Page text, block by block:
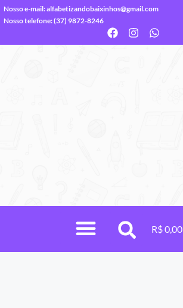
Nosso e-mail:alfabetizandobaixinhos@gmail.com
Nosso telefone: (37) 9872-8246
R$0,00